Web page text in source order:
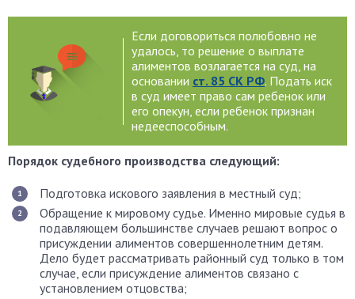
Если договориться полюбовно не
удалось, то решение о выплате
алиментов возлагается на суд, на
основании ст. 85 СК РФ. Подать иск
в суд имеет право сам ребенок или
его опекун, если ребенок признан
недееспособным.
Порядок судебного производства следующий:
Подготовка искового заявления в местный суд;
Обращение к мировому судье. Именно мировые судья в
подавляющем большинстве случаев решают вопрос о
присуждении алиментов совершеннолетним детям.
Дело будет рассматривать районный суд только в том
случае, если присуждение алиментов связано с
установлением отцовства;